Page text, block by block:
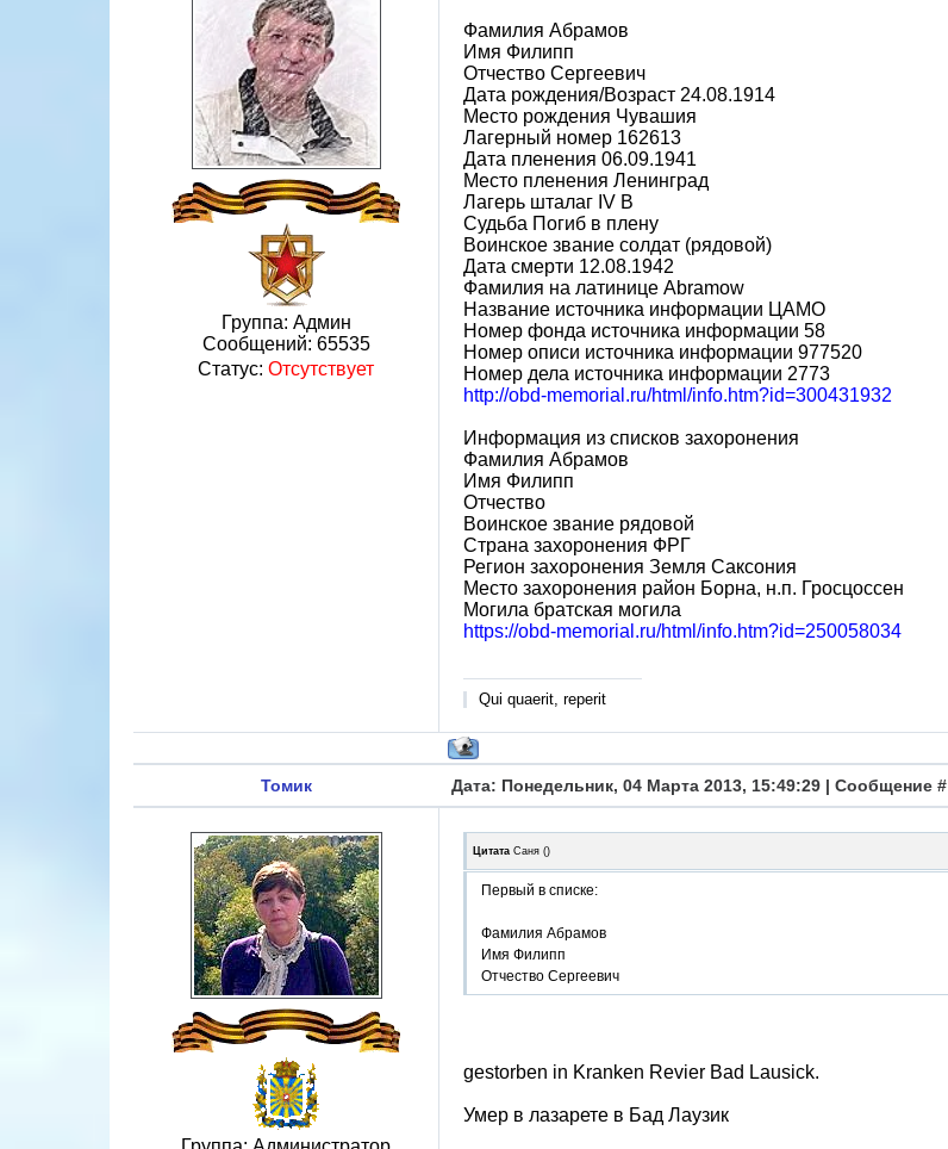
Группа: Админ
Сообщений: 65535
Статус: Отсутствует
Фамилия Абрамов
Имя Филипп
Отчество Сергеевич
Дата рождения/Возраст 24.08.1914
Место рождения Чувашия
Лагерный номер 162613
Дата пленения 06.09.1941
Место пленения Ленинград
Лагерь шталаг IV B
Судьба Погиб в плену
Воинское звание солдат (рядовой)
Дата смерти 12.08.1942
Фамилия на латинице Abramow
Название источника информации ЦАМО
Номер фонда источника информации 58
Номер описи источника информации 977520
Номер дела источника информации 2773
http://obd-memorial.ru/html/info.htm?id=300431932
Информация из списков захоронения
Фамилия Абрамов
Имя Филипп
Отчество
Воинское звание рядовой
Страна захоронения ФРГ
Регион захоронения Земля Саксония
Место захоронения район Борна, н.п. Гросцоссен
Могила братская могила
https://obd-memorial.ru/html/info.htm?id=250058034
Qui quaerit, reperit
Томик Дата: Понедельник, 04 Марта 2013, 15:49:29 | Сообщение #
Цитата Саня ()
Первый в списке:
Фамилия Абрамов
Имя Филипп
Отчество Сергеевич
gestorben in Kranken Revier Bad Lausick.
Умер в лазарете в Бад Лаузик